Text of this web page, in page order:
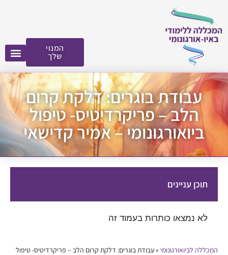
המנוי
שלך
עבודת בוגרים: דלקת קרום
הלב – פריקרדיטיס- טיפול
ביואורגונומי – אמיר קדישאי
תוכן עניינים
לא נמצאו כותרות בעמוד זה
המכללה לביואורגונומי »עבודת בוגרים: דלקת קרום הלב – פריקרדיטיס- טיפול